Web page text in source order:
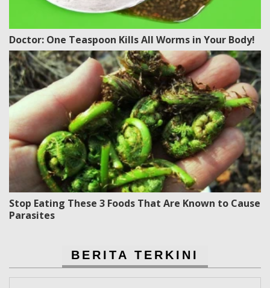
Doctor: One Teaspoon Kills All Worms in Your Body!
Stop Eating These 3 Foods That Are Known to Cause
Parasites
BERITA TERKINI